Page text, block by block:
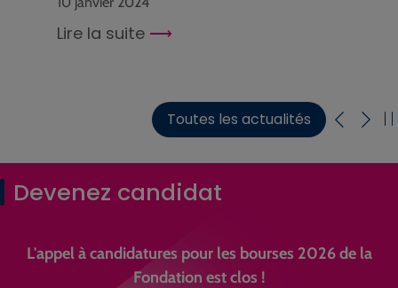
Lire la suite
Toutes les actualités
Devenez candidat
L'appel à candidatures pour les bourses 2026 de la
Fondation est clos !